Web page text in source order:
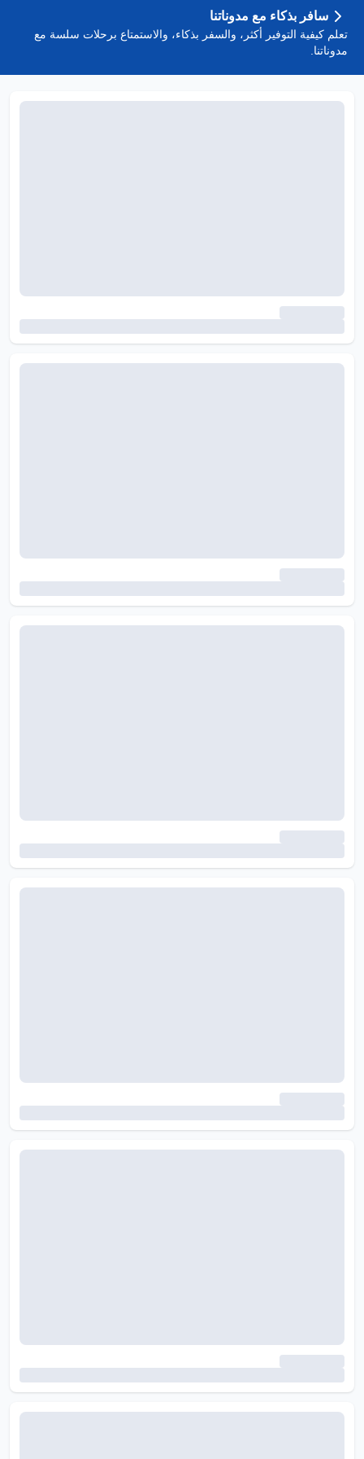
سافر بذكاء مع مدوناتنا
تعلم كيفية التوفير أكثر، والسفر بذكاء، والاستمتاع برحلات سلسة مع
مدوناتنا.